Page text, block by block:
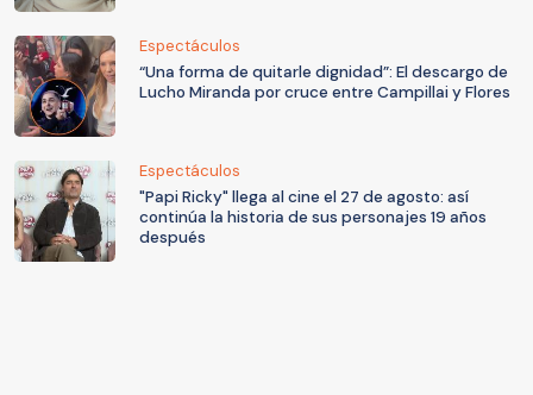
Espectáculos
“Una forma de quitarle dignidad”: El descargo de
Lucho Miranda por cruce entre Campillai y Flores
Espectáculos
"Papi Ricky" llega al cine el 27 de agosto: así
continúa la historia de sus personajes 19 años
después